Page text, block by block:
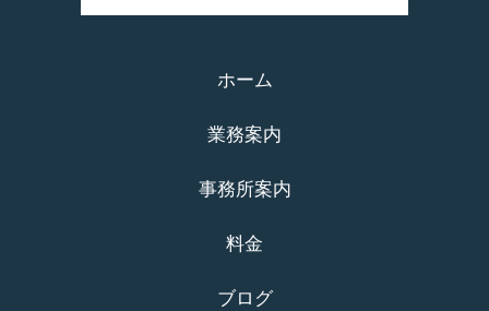
ホーム
業務案内
事務所案内
料金
ブログ